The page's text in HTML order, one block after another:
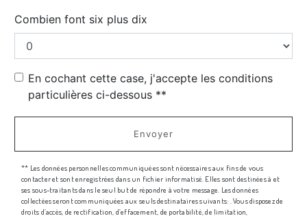
Combien font six plus dix
En cochant cette case, j'accepte les conditions
particulières ci-dessous **
Envoyer
** Les données personnelles communiquées sont nécessaires aux fins de vous
contacter et sont enregistrées dans un fichier informatisé. Elles sont destinées à et
ses sous-traitants dans le seul but de répondre à votre message. Les données
collectées seront communiquées aux seuls destinataires suivants: . Vous disposez de
droits d’accès, de rectification, d’effacement, de portabilité, de limitation,